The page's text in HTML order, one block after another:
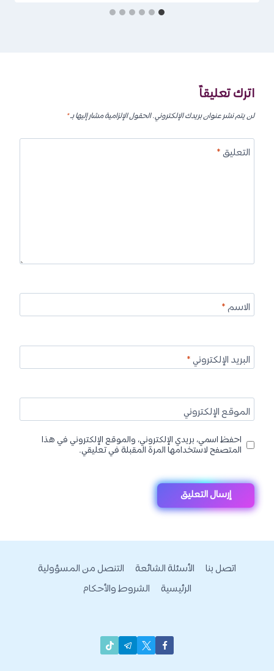
اترك تعليقاً
لن يتم نشر عنوان بريدك الإلكتروني.الحقول الإلزامية مشار إليها بـ*
التعليق*
الاسم*
البريد الإلكتروني*
الموقع الإلكتروني
احفظ اسمي، بريدي الإلكتروني، والموقع الإلكتروني في هذا
المتصفح لاستخدامها المرة المقبلة في تعليقي.
اتصل بنا الأسئلة الشائعة
التنصل من المسؤولية
الرئيسية
الشروط والأحكام